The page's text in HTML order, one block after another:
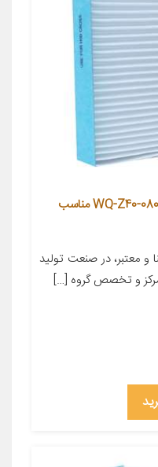
فیلتر کابین فیلتر دم مدل ساده کد WQ-Z40-080 مناسب
و معتبر، در صنعت تولید
و تخصص گروه […]